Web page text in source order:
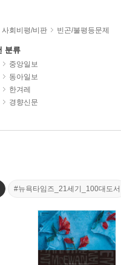
사회비평/비판 빈곤/불평등문제
분류
중앙일보
동아일보
한겨레
경향신문
#뉴욕타임즈_21세기_100대도서